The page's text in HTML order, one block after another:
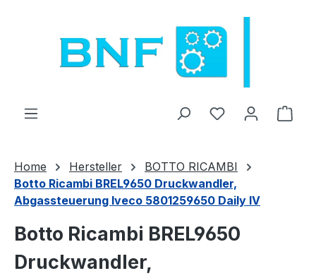
Du hast 0
Home Hersteller
BOTTO RICAMBI
Botto Ricambi BREL9650 Druckwandler,
Abgassteuerung Iveco 5801259650 Daily IV
Botto Ricambi BREL9650
Druckwandler,